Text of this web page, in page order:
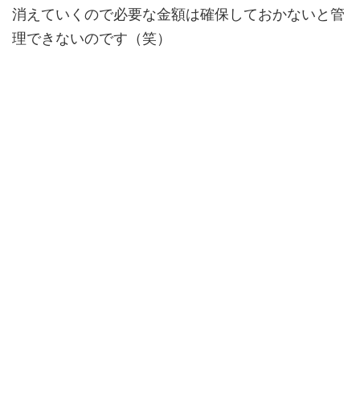
消えていくので必要な金額は確保しておかないと管
理できないのです（笑）